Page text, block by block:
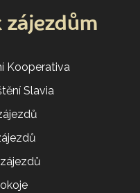
Kooperativa
Slavia